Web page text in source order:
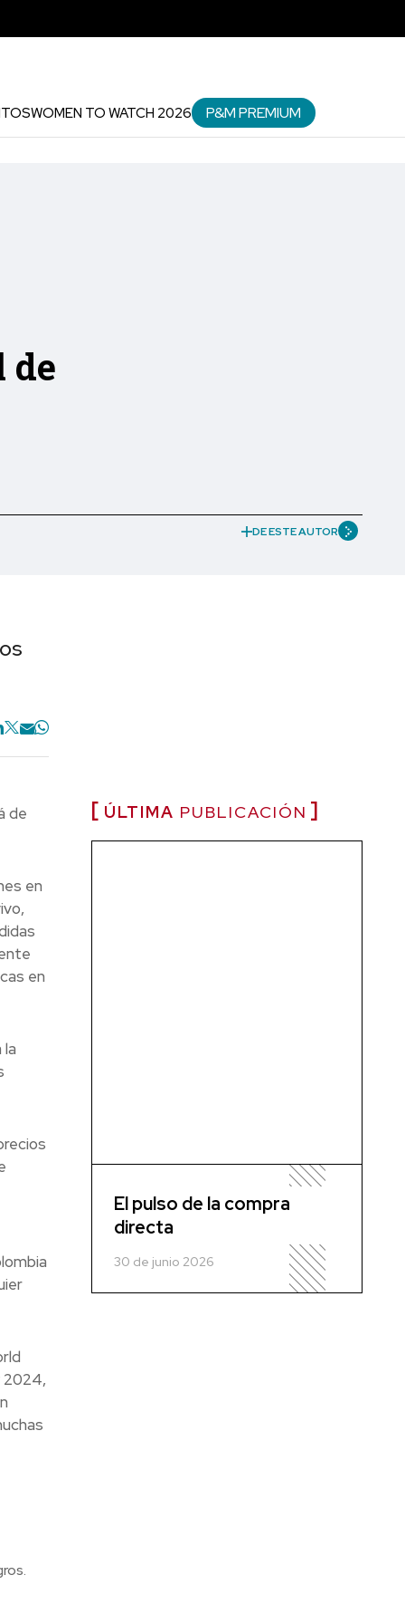
WOMEN TO WATCH 2026 P&M PREMIUM
de
DE ESTE AUTOR
de
en
en
2024,
ÚLTIMA PUBLICACIÓN
El pulso de la compra
directa
30 de junio 2026